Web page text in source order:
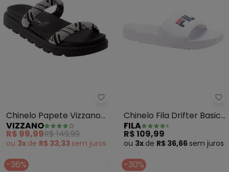
Vizzano - Chinelo Papete
Chinelo Papete Vizzano
(Preto) em Sintético
VIZZANO
R$ 99,99R$ 149,99
ou 3x de R$ 33,33 sem juros
Chinelo Fila Drifter Basic
(Branco) Slide
FILA
R$ 109,99
ou 3x de R$ 36,66 sem juros
-36% -30%